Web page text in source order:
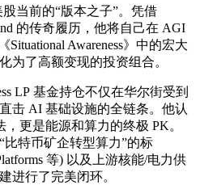
当前的“版本之子”。凭借
的传奇履历，他将自己在 AGI
Awareness》中的宏大
为了高额变现的投资组合。
LP 基金持仓不仅在华尔街受到
击 AI 基础设施的全链条。他认
更是能源和算力的终极 PK。
特币矿企转型算力”的标
等) 以及上游核能/电力供
进行了完美闭环。